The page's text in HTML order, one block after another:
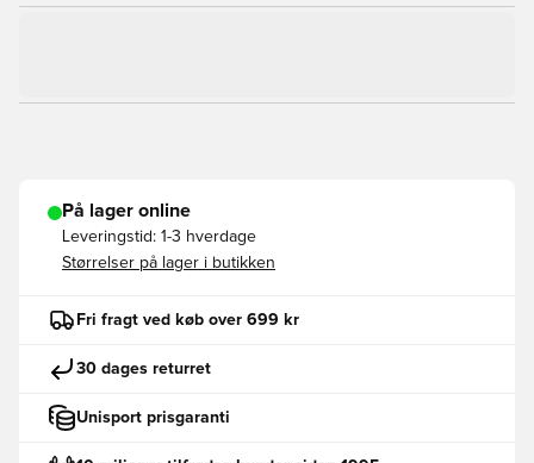
På lager online
Leveringstid: 1-3 hverdage
Størrelser på lager i butikken
Fri fragt ved køb over 699 kr
30 dages returret
Unisport prisgaranti